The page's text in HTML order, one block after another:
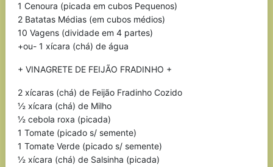
1 Cenoura (picada em cubos Pequenos)
2 Batatas Médias (em cubos médios)
10 Vagens (dividade em 4 partes)
+ou- 1 xícara (chá) de água
+ VINAGRETE DE FEIJÃO FRADINHO +
2 xícaras (chá) de Feijão Fradinho Cozido
½ xícara (chá) de Milho
½ cebola roxa (picada)
1 Tomate (picado s/ semente)
1 Tomate Verde (picado s/ semente)
½ xícara (chá) de Salsinha (picada)